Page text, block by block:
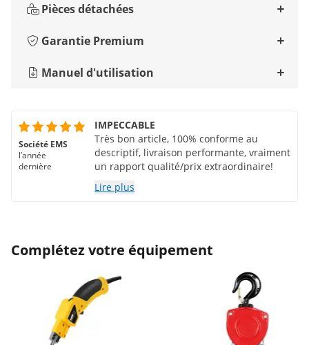
Pièces détachées
Garantie Premium
Manuel d'utilisation
Société EMS
l’année
dernière
IMPECCABLE
Très bon article, 100% conforme au
descriptif, livraison performante, vraiment
un rapport qualité/prix extraordinaire!
Lire plus
Complétez votre équipement